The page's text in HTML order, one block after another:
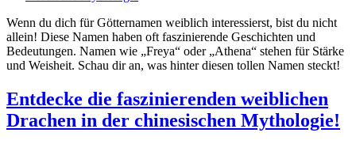
Wenn du dich für Götternamen weiblich interessierst, bist du nicht
allein! Diese Namen haben oft faszinierende Geschichten und
Bedeutungen. Namen wie „Freya“ oder „Athena“ stehen für Stärke
und Weisheit. Schau dir an, was hinter diesen tollen Namen steckt!
Entdecke die faszinierenden weiblichen
Drachen in der chinesischen Mythologie!